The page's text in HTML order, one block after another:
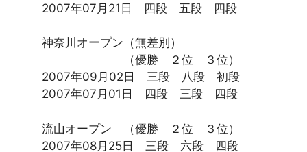
2007年07月21日 四段 五段 四段
神奈川オープン（無差別）
（優勝 ２位 ３位）
2007年09月02日 三段 八段 初段
2007年07月01日 四段 三段 四段
流山オープン （優勝 ２位 ３位）
2007年08月25日 三段 六段 四段